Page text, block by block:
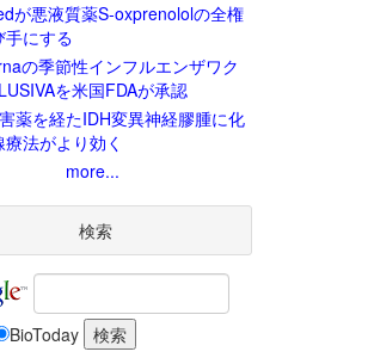
が悪液質薬S-oxprenololの全権
手にする
の季節性インフルエンザワク
を米国FDAが承認
薬を経たIDH変異神経膠腫に化
法がより効く
more...
検索
BioToday